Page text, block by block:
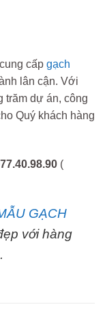
cấp gạch
lân cận. Với
trăm dự án, công
Quý khách hàng
(
GẠCH
với hàng